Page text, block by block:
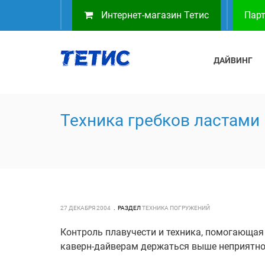
Интернет-магазин Тетис
ДАЙВИНГ
Техника гребков
27 ДЕКАБРЯ 2004 РАЗДЕЛТЕХНИКА ПОГРУЖЕНИЙ
Контроль плавучести и техника,
каверн-дайверам держаться выше